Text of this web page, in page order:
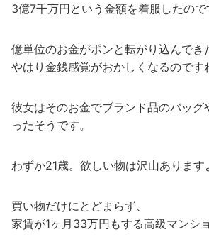
3億7千万円という金額を着服したので
億単位のお金がポンと転がり込んでき
やはり金銭感覚がおかしくなるのです
彼女はそのお金でブランド品のバッグ
ったそうです。
わずか21歳。欲しい物は沢山あります
買い物だけにとどまらず、
家賃が1ヶ月33万円もする高級マンシ